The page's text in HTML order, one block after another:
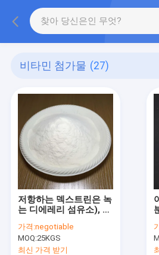
비타민 첨가물 (27)
저항하는 덱스트린은 녹
는 디에레리 섬유소), 건
니다
가격:negotiable
MOQ:25KGS
최신 가격 받기